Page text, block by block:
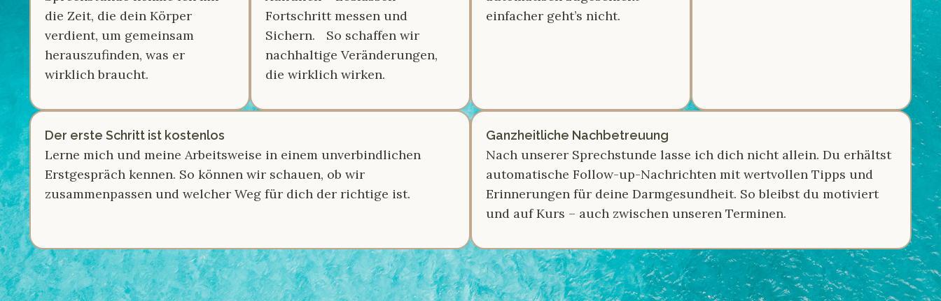
die Zeit, die dein Körper
verdient, um gemeinsam
herauszufinden, was er
wirklich braucht.
Fortschritt messen und
Sichern. So schaffen wir
nachhaltige Veränderungen,
die wirklich wirken.
einfacher geht’s nicht.
Der erste Schritt ist kostenlos
Lerne mich und meine Arbeitsweise in einem unverbindlichen
Erstgespräch kennen. So können wir schauen, ob wir
zusammenpassen und welcher Weg für dich der richtige ist.
Ganzheitliche Nachbetreuung
Nach unserer Sprechstunde lasse ich dich nicht allein. Du erhältst
automatische Follow-up-Nachrichten mit wertvollen Tipps und
Erinnerungen für deine Darmgesundheit. So bleibst du motiviert
und auf Kurs – auch zwischen unseren Terminen.